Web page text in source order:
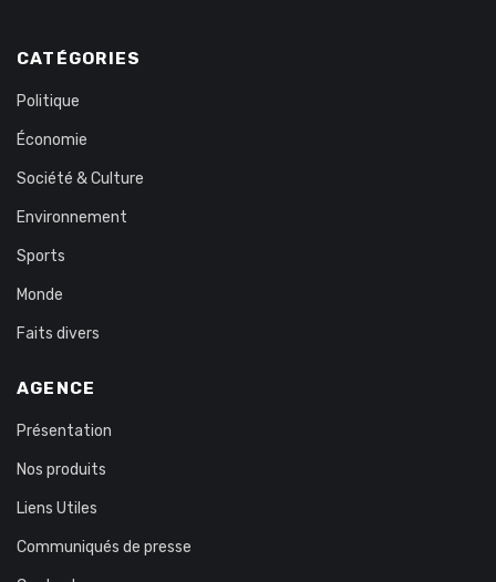
CATÉGORIES
Politique
Économie
Société & Culture
Environnement
Sports
Monde
Faits divers
AGENCE
Présentation
Nos produits
Liens Utiles
Communiqués de presse